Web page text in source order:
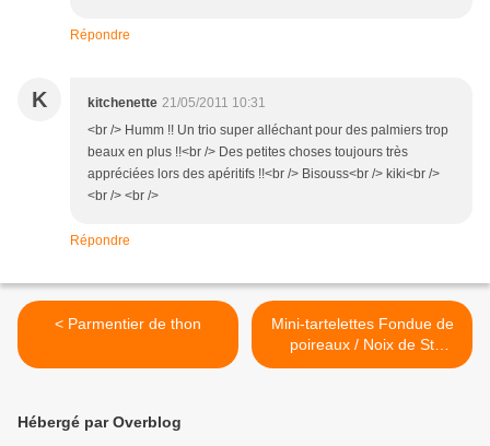
Répondre
K kitchenette 21/05/2011 10:31
<br /> Humm !! Un trio super alléchant pour des palmiers trop
beaux en plus !!<br /> Des petites choses toujours très
appréciées lors des apéritifs !!<br /> Bisouss<br /> kiki<br />
<br /> <br />
Répondre
< Parmentier de thon
Mini-tartelettes Fondue de
poireaux / Noix de St
Jacques (sans corail) >
Hébergé par Overblog